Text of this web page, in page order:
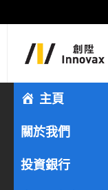
主頁
關於我們
投資銀行